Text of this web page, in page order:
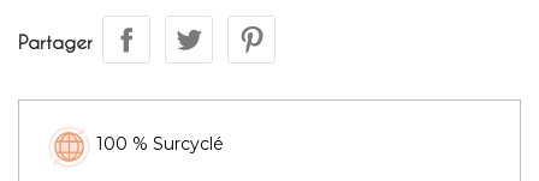
Partager
100 % Surcyclé